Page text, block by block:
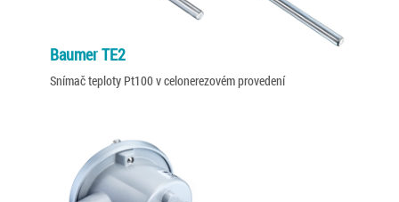
Baumer TE2
Snímač teploty Pt100 v celonerezovém provedení